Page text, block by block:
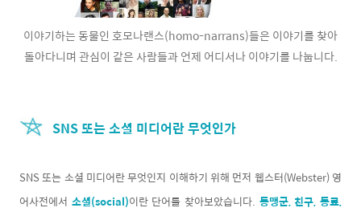
이야기하는 동물인 호모나랜스(homo-narrans)들은 이야기를 찾아
돌아다니며 관심이 같은 사람들과 언제 어디서나 이야기를 나눕니다.
SNS 또는 소셜 미디어란 무엇인가
SNS 또는 소셜 미디어란 무엇인지 이해하기 위해 먼저 웹스터(Webster) 영
어사전에서 소셜(social)이란 단어를 찾아보았습니다. 동맹군, 친구, 동료,